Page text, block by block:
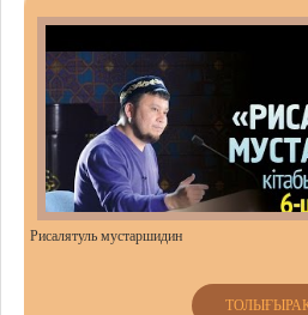
Рисалятуль мустаршидин